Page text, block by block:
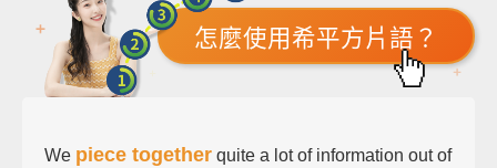
怎麼使用希平方片語？
We piece together quite a lot of information out of